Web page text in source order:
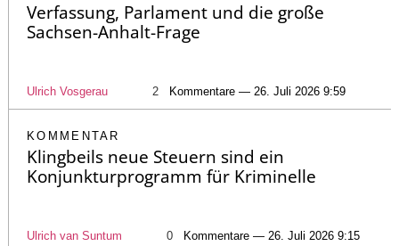
Verfassung, Parlament und die große
Sachsen-Anhalt-Frage
Ulrich Vosgerau 2 Kommentare — 26. Juli 2026 9:59
KOMMENTAR
Klingbeils neue Steuern sind ein
Konjunkturprogramm für Kriminelle
Ulrich van Suntum 0 Kommentare — 26. Juli 2026 9:15